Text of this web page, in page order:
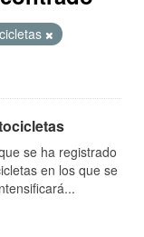
se ha registrado
en los que se